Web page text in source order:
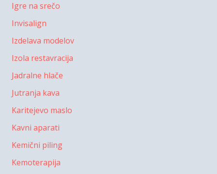
Igre na srečo
Invisalign
Izdelava modelov
Izola restavracija
Jadralne hlače
Jutranja kava
Karitejevo maslo
Kavni aparati
Kemični piling
Kemoterapija